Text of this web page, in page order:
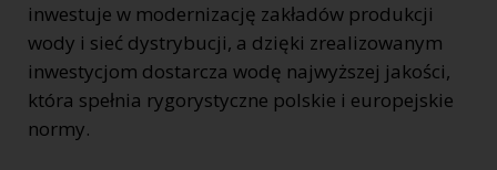
inwestuje w modernizację zakładów produkcji
wody i sieć dystrybucji, a dzięki zrealizowanym
inwestycjom dostarcza wodę najwyższej jakości,
która spełnia rygorystyczne polskie i europejskie
normy.